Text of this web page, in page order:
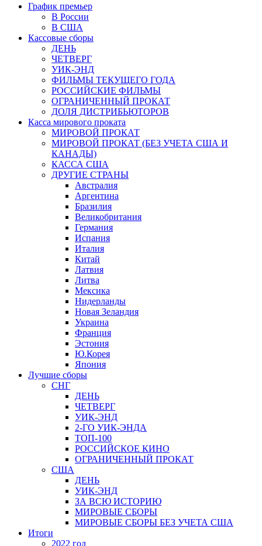
График премьер
В России
В США
Кассовые сборы
ДЕНЬ
ЧЕТВЕРГ
УИК-ЭНД
ФИЛЬМЫ ТЕКУЩЕГО ГОДА
РОССИЙСКИЕ ФИЛЬМЫ
ОГРАНИЧЕННЫЙ ПРОКАТ
ДОЛЯ ДИСТРИБЬЮТОРОВ
Касса мирового проката
МИРОВОЙ ПРОКАТ
МИРОВОЙ ПРОКАТ (БЕЗ УЧЕТА США И
КАНАДЫ)
КАССА США
ДРУГИЕ СТРАНЫ
Австралия
Аргентина
Бразилия
Великобритания
Германия
Испания
Италия
Китай
Латвия
Литва
Мексика
Нидерланды
Новая Зеландия
Украина
Франция
Эстония
Ю.Корея
Япония
Лучшие сборы
СНГ
ДЕНЬ
ЧЕТВЕРГ
УИК-ЭНД
2-ГО УИК-ЭНДА
ТОП-100
РОССИЙСКОЕ КИНО
ОГРАНИЧЕННЫЙ ПРОКАТ
США
ДЕНЬ
УИК-ЭНД
ЗА ВСЮ ИСТОРИЮ
МИРОВЫЕ СБОРЫ
МИРОВЫЕ СБОРЫ БЕЗ УЧЕТА США
Итоги
2022 год